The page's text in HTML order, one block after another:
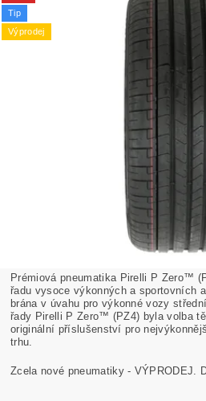
Tip
Výprodej
Prémiová pneumatika Pirelli P Zero™
řadu vysoce výkonných a sportovních
brána v úvahu pro výkonné vozy
řady Pirelli P Zero™ (PZ4) byla volba
originální příslušenství pro
trhu.
Zcela nové pneumatiky - VÝPRODEJ.